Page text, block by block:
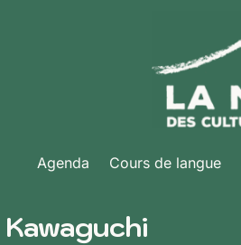
Agenda Cours de langue